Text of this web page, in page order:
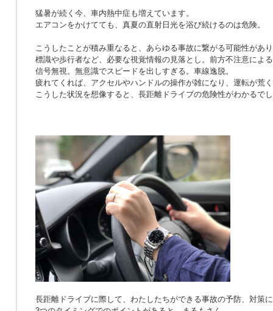
猛暑が続く今、車内熱中症も増えています。
エアコンをかけてても、真夏の直射日光を浴び続けるのは危険。
こうしたことが積み重なると、あらゆる事故に繋がる可能性があ
標識や歩行者など、必要な視覚情報の見落とし。前方不注意によ
信号無視。無意識でスピードを出しすぎる。車線逸脱。
疲れてくれば、アクセルやハンドルの操作が雑になり、運転が荒
こうした状況を想像すると、長距離ドライブの危険性がわかるで
長距離ドライブに際して、わたしたちができる事故の予防、対策